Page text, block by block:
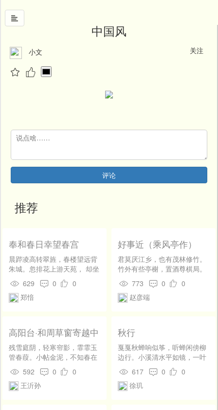
首
墨
人
堂
社
区
登
中国风
关注
小文
评论
推荐
奉和春日幸望春宫
晨跸凌高转翠旌，春楼望远背
朱城。忽排花上游天苑， 却坐
云边看帝京。百草香心初罥
蝶，千林嫩叶始藏莺。 幸同葵
藿倾阳早，愿比盘根应候荣。
629 0
0
郑愔
好事近（乘风亭作）
君莫厌江乡，也有茂林修竹。
竹外有些亭榭，置酒尊棋局。
棋神酒圣各成欢，欢长更烧
烛。寄语故人鹏鷃，任倾金围
玉。
773 0
0
赵彦端
高阳台·和周草窗寄越中
诸友韵
残雪庭阴，轻寒帘影，霏霏玉
管春葭。小帖金泥，不知春在
谁家。相思一夜窗前梦，奈个
人、水隔天遮。但凄然，满树
幽香，满地横斜。 江南自是离
592 0
0
王沂孙
秋行
戛戛秋蝉响似筝，听蝉闲傍柳
边行。小溪清水平如镜，一叶
飞来浪细生。
617 0
0
徐玑